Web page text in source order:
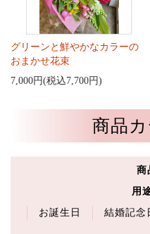
グリーンと鮮やかなカラーの
おまかせ花束
7,000円(税込7,700円)
商品
商
用
お誕生日
結婚記念